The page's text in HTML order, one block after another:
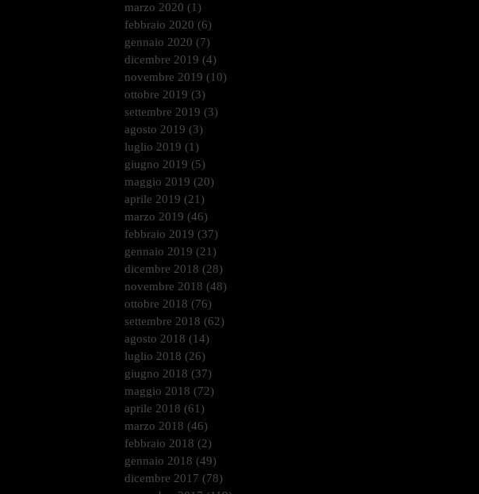
marzo 2020 (1)
febbraio 2020 (6)
gennaio 2020 (7)
dicembre 2019 (4)
novembre 2019 (10)
ottobre 2019 (3)
settembre 2019 (3)
agosto 2019 (3)
luglio 2019 (1)
giugno 2019 (5)
maggio 2019 (20)
aprile 2019 (21)
marzo 2019 (46)
febbraio 2019 (37)
gennaio 2019 (21)
dicembre 2018 (28)
novembre 2018 (48)
ottobre 2018 (76)
settembre 2018 (62)
agosto 2018 (14)
luglio 2018 (26)
giugno 2018 (37)
maggio 2018 (72)
aprile 2018 (61)
marzo 2018 (46)
febbraio 2018 (2)
gennaio 2018 (49)
dicembre 2017 (78)